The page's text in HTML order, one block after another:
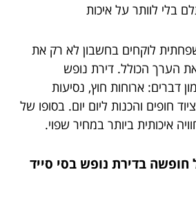
בלי לוותר על איכות
לוקחים בחשבון לא רק את
הערך הכולל. דירת נופש
דברים: ארוחות חוץ, נסיעות
חופים והכנות ליום יום. בסופו של
איכותית ביותר במחיר שפוי.
חופשה בדירת נופש בסי סייד